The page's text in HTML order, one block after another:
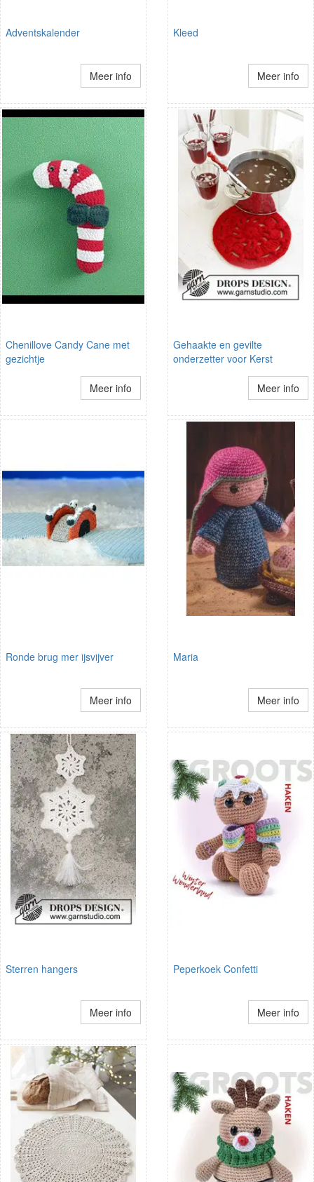
Adventskalender
Meer info
Kleed
Meer info
Chenillove Candy Cane met
gezichtje
Meer info
Gehaakte en gevilte
onderzetter voor Kerst
Meer info
Ronde brug mer ijsvijver
Meer info
Maria
Meer info
Sterren hangers
Meer info
Peperkoek Confetti
Meer info